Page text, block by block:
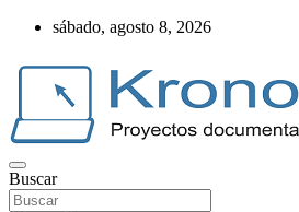
Saltar
contenido
sábado, agosto 8, 2026
Web Kronosdoc
Buscar